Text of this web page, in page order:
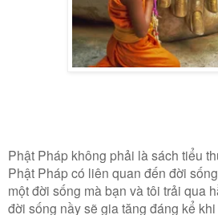
Phật Pháp không phải là sách tiểu
Phật Pháp có liên quan đến đời
một đời sống mà bạn và tôi trải qua
đời sống nầy sẽ gia tăng đáng kể